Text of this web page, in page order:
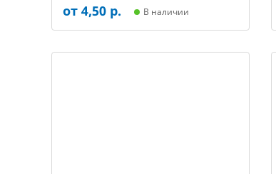
от 4,50 р. В наличии